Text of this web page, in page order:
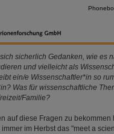
sicherlich Gedanken, wie es
und vielleicht als
ein/e Wissenschaftler*in so
Was für wissenschaftliche
Familie?
auf diese Fragen zu bekommen
im Herbst das "meet a